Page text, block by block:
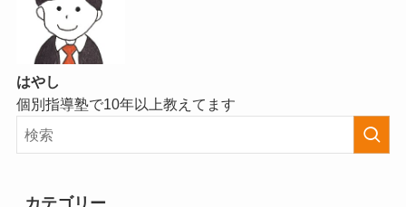
はやし
個別指導塾で10年以上教えてます